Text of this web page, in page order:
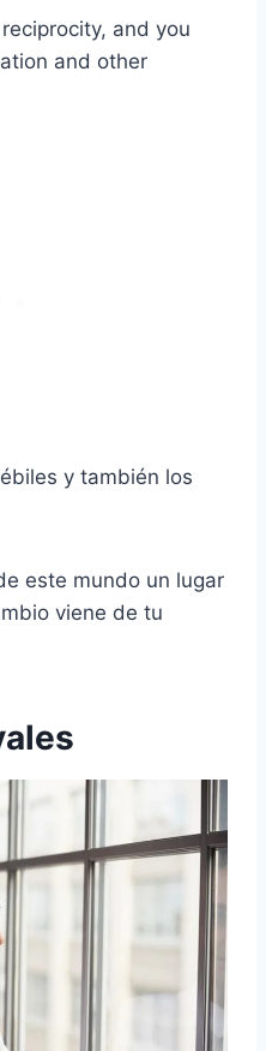
and you
and other
y también los
este mundo un lugar
viene de tu